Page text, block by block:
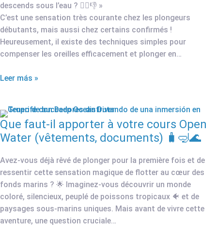
descends sous l’eau ? 😵‍💫👎 »
C’est une sensation très courante chez les plongeurs
débutants, mais aussi chez certains confirmés !
Heureusement, il existe des techniques simples pour
compenser les oreilles efficacement et plonger en…
Leer más »
Que faut-il apporter à votre cours Open
Water (vêtements, documents) 🧳🤿🌊
Avez-vous déjà rêvé de plonger pour la première fois et de
ressentir cette sensation magique de flotter au cœur des
fonds marins ? 🌟 Imaginez-vous découvrir un monde
coloré, silencieux, peuplé de poissons tropicaux 🐠 et de
paysages sous-marins uniques. Mais avant de vivre cette
aventure, une question cruciale…